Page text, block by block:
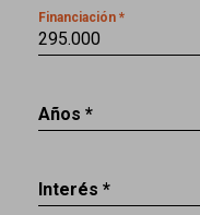
Financiación *
Años *
Interés *